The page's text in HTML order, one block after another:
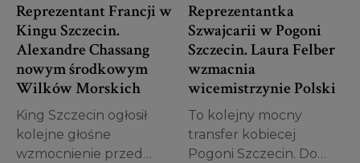
Reprezentant Francji w
Kingu Szczecin.
Alexandre Chassang
nowym środkowym
Wilków Morskich
King Szczecin ogłosił
kolejne głośne
wzmocnienie przed
Reprezentantka
Szwajcarii w Pogoni
Szczecin. Laura Felber
wzmacnia
wicemistrzynie Polski
To kolejny mocny
transfer kobiecej
Pogoni Szczecin. Do